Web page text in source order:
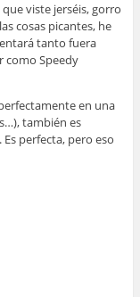
viste jerséis, gorro
cosas picantes, he
tanto fuera
como Speedy
en una
también es
perfecta, pero eso